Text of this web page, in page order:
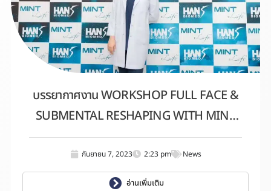
บรรยากาศงาน WORKSHOP FULL FACE &
SUBMENTAL RESHAPING WITH MINT
FINE + MINT EASY
กันยายน 7, 2023 2:23 pm News
อ่านเพิ่มเติม